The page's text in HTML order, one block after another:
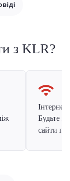
з KLR?
Інтернет
Будьте
сайти